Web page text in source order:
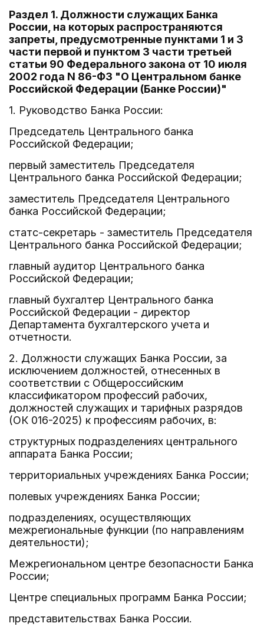
Раздел 1. Должности служащих Банка
России, на которых распространяются
запреты, предусмотренные пунктами 1 и 3
части первой и пунктом 3 части третьей
статьи 90 Федерального закона от 10 июля
2002 года N 86-ФЗ "О Центральном банке
Российской Федерации (Банке России)"
1. Руководство Банка России:
Председатель Центрального банка
Российской Федерации;
первый заместитель Председателя
Центрального банка Российской Федерации;
заместитель Председателя Центрального
банка Российской Федерации;
статс-секретарь - заместитель Председателя
Центрального банка Российской Федерации;
главный аудитор Центрального банка
Российской Федерации;
главный бухгалтер Центрального банка
Российской Федерации - директор
Департамента бухгалтерского учета и
отчетности.
2. Должности служащих Банка России, за
исключением должностей, отнесенных в
соответствии с Общероссийским
классификатором профессий рабочих,
должностей служащих и тарифных разрядов
(ОК 016-2025) к профессиям рабочих, в:
структурных подразделениях центрального
аппарата Банка России;
территориальных учреждениях Банка России;
полевых учреждениях Банка России;
подразделениях, осуществляющих
межрегиональные функции (по направлениям
деятельности);
Межрегиональном центре безопасности Банка
России;
Центре специальных программ Банка России;
представительствах Банка России.